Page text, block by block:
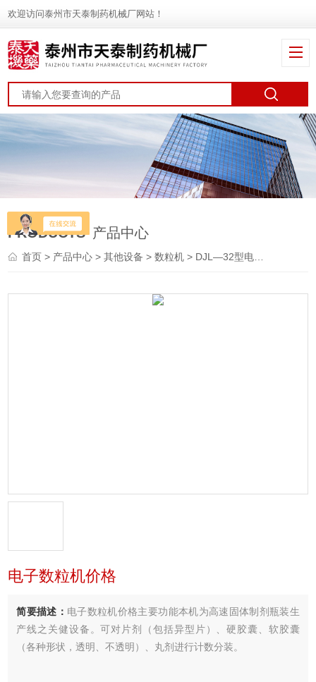
欢迎访问泰州市天泰制药机械厂网站！
PRODUCTS 产品中心
首页> 产品中心 >其他设备 >数粒机 > DJL—32型电子数粒机价格
电子数粒机价格
简要描述： 电子数粒机价格主要功能本机为高速固体制剂瓶装生
产线之关健设备。可对片剂（包括异型片）、硬胶囊、软胶囊
（各种形状，透明、不透明）、丸剂进行计数分装。